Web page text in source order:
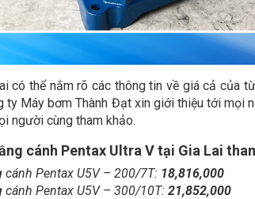
có thể nắm rõ các thông tin về giá cả của
ty Máy bơm Thành Đạt xin giới thiệu tới
người cùng tham khảo.
cánh Pentax Ultra V tại Gia Lai
Pentax U5V – 200/7T: 18,816,000
Pentax U5V – 300/10T: 21,852,000
Báo
giá
máy
bơm
trục
đứng
CNP
tại HN